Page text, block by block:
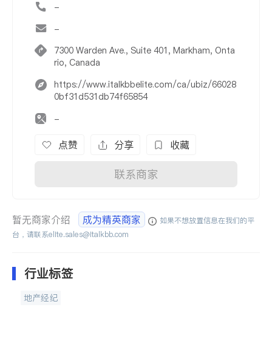
-
-
7300 Warden Ave., Suite 401, Markham, Onta
rio, Canada
https://www.italkbbelite.com/ca/ubiz/66028
0bf31d531db74f65854
-
点赞 分享 收藏
联系商家
暂无商家介绍 成为精英商家
如果不想放置信息在我们的平
台，请联系elite.sales@italkbb.com
行业标签
地产经纪